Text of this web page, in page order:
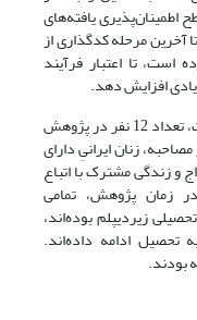
یافته‌های
آخرین مرحله کدگذاری از
است، تا اعتبار فرآیند
افزایش دهد.
همان‌طور که در جدول 1 قابل مشاهده است، تعداد 12 نفر در پژوهش
زنان ایرانیِ دارای
و زندگی مشترک با اتباع
زمان پژوهش، تمامی
زیردیپلم بوده‌اند،
تحصیل ادامه داده‌اند.